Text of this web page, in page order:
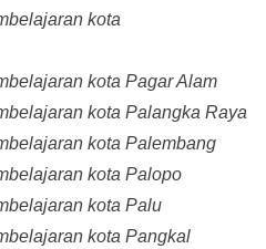
kota
kota Pagar Alam
kota Palangka Raya
kota Palembang
kota Palopo
kota Palu
kota Pangkal